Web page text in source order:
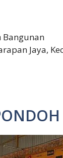
Bangunan
Jaya,